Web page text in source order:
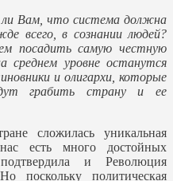
Вам, что система должна
всего, в сознании людей?
посадить самую честную
среднем уровне останутся
и олигархи, которые
грабить страну и ее
сложилась уникальная
есть много достойных
и Революция
поскольку политическая